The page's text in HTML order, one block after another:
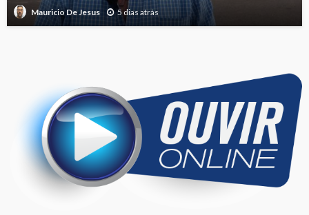
Mauricio De Jesus 5 dias atrás